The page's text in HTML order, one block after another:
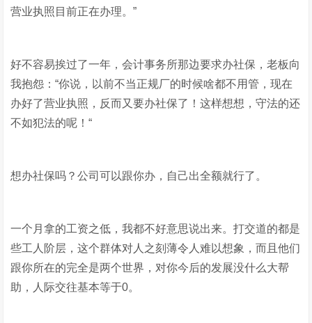
营业执照目前正在办理。”
好不容易挨过了一年，会计事务所那边要求办社保，老板向
我抱怨：“你说，以前不当正规厂的时候啥都不用管，现在
办好了营业执照，反而又要办社保了！这样想想，守法的还
不如犯法的呢！“
想办社保吗？公司可以跟你办，自己出全额就行了。
一个月拿的工资之低，我都不好意思说出来。打交道的都是
些工人阶层，这个群体对人之刻薄令人难以想象，而且他们
跟你所在的完全是两个世界，对你今后的发展没什么大帮
助，人际交往基本等于0。